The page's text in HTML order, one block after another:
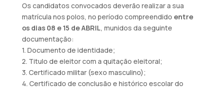
Os candidatos convocados deverão realizar a sua
matrícula nos polos, no período compreendido entre
os dias 08 e 15 de ABRIL, munidos da seguinte
documentação:
1. Documento de identidade;
2. Titulo de eleitor com a quitação eleitoral;
3. Certificado militar (sexo masculino);
4. Certificado de conclusão e histórico escolar do